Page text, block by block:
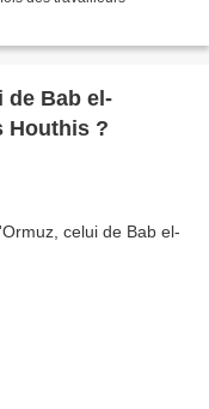
de Bab el-
Houthis ?